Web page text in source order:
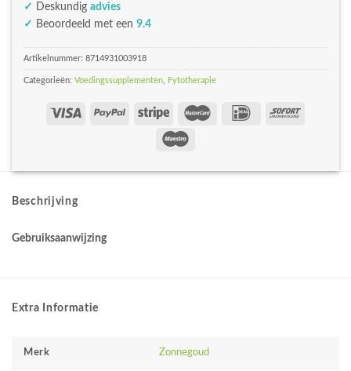
✓
Deskundig advies
✓ Beoordeeld met een 9.4
Artikelnummer: 8714931003918
Categorieën: Voedingssupplementen Fytotherapie
Beschrijving
Gebruiksaanwijzing
Extra Informatie
Merk Zonnegoud